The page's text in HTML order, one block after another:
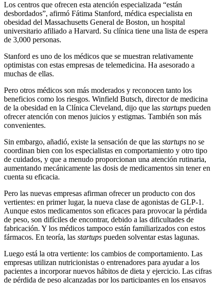
Los centros que ofrecen esta atención especializada “están
desbordados”, afirmó Fátima Stanford, médica especialista en
obesidad del Massachusetts General de Boston, un hospital
universitario afiliado a Harvard. Su clínica tiene una lista de espera
de 3,000 personas.
Stanford es uno de los médicos que se muestran relativamente
optimistas con estas empresas de telemedicina. Ha asesorado a
muchas de ellas.
Pero otros médicos son más moderados y reconocen tanto los
beneficios como los riesgos. Winfield Butsch, director de medicina
de la obesidad en la Clínica Cleveland, dijo que las startups pueden
ofrecer atención con menos juicios y estigmas. También son más
convenientes.
Sin embargo, añadió, existe la sensación de que las startups no se
coordinan bien con los especialistas en comportamiento y otro tipo
de cuidados, y que a menudo proporcionan una atención rutinaria,
aumentando mecánicamente las dosis de medicamentos sin tener en
cuenta su eficacia.
Pero las nuevas empresas afirman ofrecer un producto con dos
vertientes: en primer lugar, la nueva clase de agonistas de GLP-1.
Aunque estos medicamentos son eficaces para provocar la pérdida
de peso, son difíciles de encontrar, debido a las dificultades de
fabricación. Y los médicos tampoco están familiarizados con estos
fármacos. En teoría, las startups pueden solventar estas lagunas.
Luego está la otra vertiente: los cambios de comportamiento. Las
empresas utilizan nutricionistas o entrenadores para ayudar a los
pacientes a incorporar nuevos hábitos de dieta y ejercicio. Las cifras
de pérdida de peso alcanzadas por los participantes en los ensayos